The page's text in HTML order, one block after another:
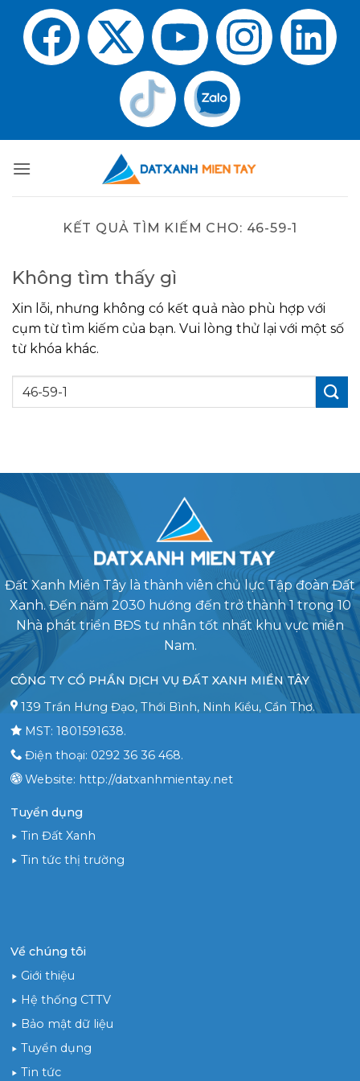
KẾT QUẢ TÌM KIẾM CHO: 46-59-1
Không tìm thấy gì
Xin lỗi, nhưng không có kết quả nào phù hợp với
cụm từ tìm kiếm của bạn. Vui lòng thử lại với một số
từ khóa khác.
Đất Xanh Miền Tây là thành viên chủ lực Tập đoàn Đất
Xanh. Đến năm 2030 hướng đến trở thành 1 trong 10
Nhà phát triển BĐS tư nhân tốt nhất khu vực miền
Nam.
CÔNG TY CỔ PHẦN DỊCH VỤ ĐẤT XANH MIỀN TÂY
139 Trần Hưng Đạo, Thới Bình, Ninh Kiều, Cần Thơ.
MST: 1801591638.
Điện thoại: 0292 36 36 468.
Website: http://datxanhmientay.net
Về chúng tôi
Giới thiệu
Hệ thống CTTV
Bảo mật dữ liệu
Tuyển dụng
Tin tức
Tuyển dụng
Tin Đất Xanh
Tin tức thị trường